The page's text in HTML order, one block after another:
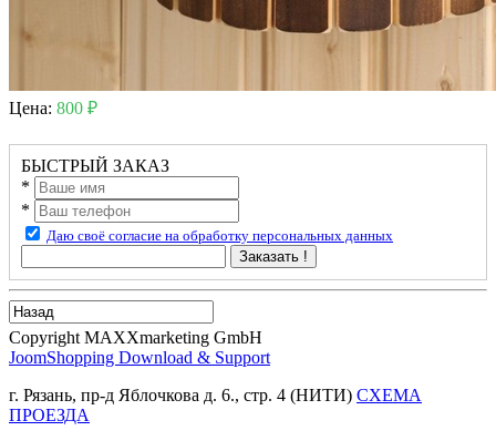
Цена: 800 ₽
БЫСТРЫЙ ЗАКАЗ
*
*
Даю своё согласие на обработку персональных данных
Заказать !
Copyright MAXXmarketing GmbH
JoomShopping Download & Support
г. Рязань, пр-д Яблочкова д. 6., стр. 4 (НИТИ) СХЕМА
ПРОЕЗДА